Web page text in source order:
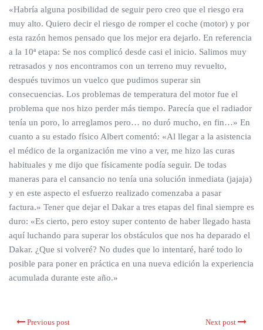
«Habría alguna posibilidad de seguir pero creo que el riesgo era
muy alto. Quiero decir el riesgo de romper el coche (motor) y por
esta razón hemos pensado que los mejor era dejarlo. En referencia
a la 10ª etapa: Se nos complicó desde casi el inicio. Salimos muy
retrasados y nos encontramos con un terreno muy revuelto,
después tuvimos un vuelco que pudimos superar sin
consecuencias. Los problemas de temperatura del motor fue el
problema que nos hizo perder más tiempo. Parecía que el radiador
tenía un poro, lo arreglamos pero… no duró mucho, en fin…» En
cuanto a su estado físico Albert comentó: «Al llegar a la asistencia
el médico de la organización me vino a ver, me hizo las curas
habituales y me dijo que físicamente podía seguir. De todas
maneras para el cansancio no tenía una solución inmediata (jajaja)
y en este aspecto el esfuerzo realizado comenzaba a pasar
factura.» Tener que dejar el Dakar a tres etapas del final siempre es
duro: «Es cierto, pero estoy super contento de haber llegado hasta
aquí luchando para superar los obstáculos que nos ha deparado el
Dakar. ¿Que si volveré? No dudes que lo intentaré, haré todo lo
posible para poner en práctica en una nueva edición la experiencia
acumulada durante este año.»
Previous post Next post